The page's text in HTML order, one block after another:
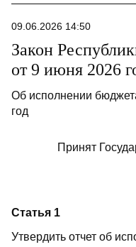
09.06.2026 14:50
Закон
от 9 июня 2026
Об исполнении
год
Принят
Статья 1
Утвердить отчет об